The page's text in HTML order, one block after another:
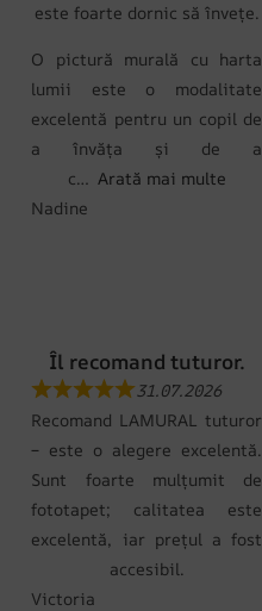
este foarte dornic să învețe.
O pictură murală cu harta
lumii este o modalitate
excelentă pentru un copil de
a învăța și de a
c
Arată mai multe
Nadine
Îl recomand tuturor.
31.07.2026
Recomand LAMURAL tuturor
– este o alegere excelentă.
Sunt foarte mulțumit de
fototapet; calitatea este
excelentă, iar prețul a fost
accesibil.
Victoria